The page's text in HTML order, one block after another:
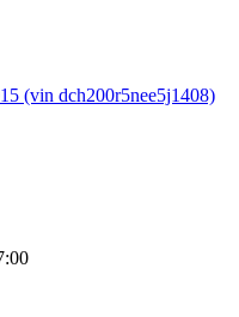
(vin dch200r5nee5j1408)